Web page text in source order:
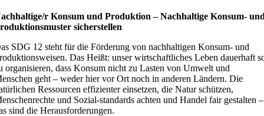
r Konsum und Produktion – Nach­hal­tige Kon­sum-
sicher­stel­len
SDG 12 steht für die Förderung von nachhaltigen Konsum- und
Das Heißt: unser wirtschaftliches Leben dauerhaft
organisieren, dass Konsum nicht zu Lasten von Umwelt und
geht – weder hier vor Ort noch in anderen Ländern. Die
Ressourcen effizienter einsetzen, die Natur schützen,
und Sozial-standards achten und Handel fair gestalten –
sind die Herausforderungen.